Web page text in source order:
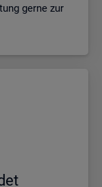
gerne zur